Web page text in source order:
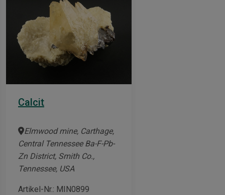
Calcit
Elmwood mine, Carthage,
Central Tennessee Ba-F-Pb-
Zn District, Smith Co.,
Tennessee, USA
Artikel-Nr.: MIN0899